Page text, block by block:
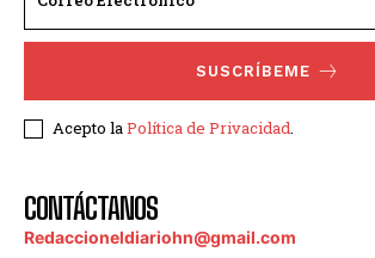
SUSCRÍBEME
Acepto laPolítica de Privacidad.
CONTÁCTANOS
Redaccioneldiariohn@gmail.com